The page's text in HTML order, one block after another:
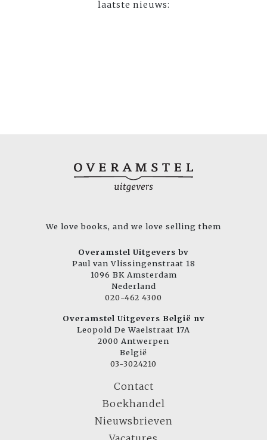
laatste nieuws:
We love books, and we love selling them
Overamstel Uitgevers bv
Paul van Vlissingenstraat 18
1096 BK Amsterdam
Nederland
020-462 4300
Overamstel Uitgevers België nv
Leopold De Waelstraat 17A
2000 Antwerpen
België
03-3024210
Contact
Boekhandel
Nieuwsbrieven